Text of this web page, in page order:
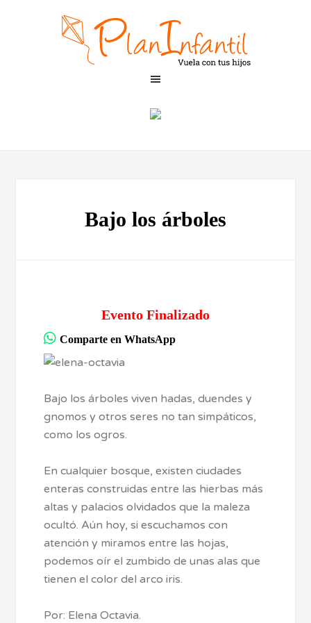
Bajo los árboles
Evento Finalizado
Comparte en WhatsApp
Bajo los árboles viven hadas, duendes y
gnomos y otros seres no tan simpáticos,
como los ogros.
En cualquier bosque, existen ciudades
enteras construidas entre las hierbas más
altas y palacios olvidados que la maleza
ocultó. Aún hoy, si escuchamos con
atención y miramos entre las hojas,
podemos oír el zumbido de unas alas que
tienen el color del arco iris.
Por: Elena Octavia.